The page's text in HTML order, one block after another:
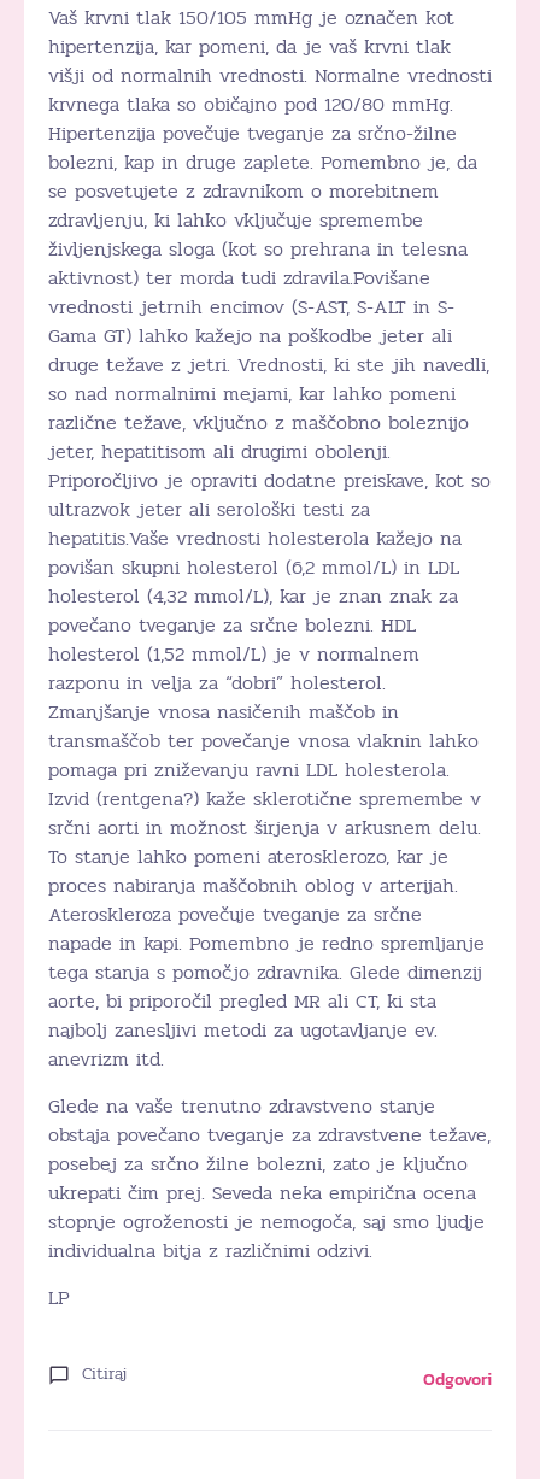
Vaš krvni tlak 150/105 mmHg je označen kot
hipertenzija, kar pomeni, da je vaš krvni tlak
višji od normalnih vrednosti. Normalne vrednosti
krvnega tlaka so običajno pod 120/80 mmHg.
Hipertenzija povečuje tveganje za srčno-žilne
bolezni, kap in druge zaplete. Pomembno je, da
se posvetujete z zdravnikom o morebitnem
zdravljenju, ki lahko vključuje spremembe
življenjskega sloga (kot so prehrana in telesna
aktivnost) ter morda tudi zdravila.Povišane
vrednosti jetrnih encimov (S-AST, S-ALT in S-
Gama GT) lahko kažejo na poškodbe jeter ali
druge težave z jetri. Vrednosti, ki ste jih navedli,
so nad normalnimi mejami, kar lahko pomeni
različne težave, vključno z maščobno boleznijo
jeter, hepatitisom ali drugimi obolenji.
Priporočljivo je opraviti dodatne preiskave, kot so
ultrazvok jeter ali serološki testi za
hepatitis.Vaše vrednosti holesterola kažejo na
povišan skupni holesterol (6,2 mmol/L) in LDL
holesterol (4,32 mmol/L), kar je znan znak za
povečano tveganje za srčne bolezni. HDL
holesterol (1,52 mmol/L) je v normalnem
razponu in velja za “dobri” holesterol.
Zmanjšanje vnosa nasičenih maščob in
transmaščob ter povečanje vnosa vlaknin lahko
pomaga pri zniževanju ravni LDL holesterola.
Izvid (rentgena?) kaže sklerotične spremembe v
srčni aorti in možnost širjenja v arkusnem delu.
To stanje lahko pomeni aterosklerozo, kar je
proces nabiranja maščobnih oblog v arterijah.
Ateroskleroza povečuje tveganje za srčne
napade in kapi. Pomembno je redno spremljanje
tega stanja s pomočjo zdravnika. Glede dimenzij
aorte, bi priporočil pregled MR ali CT, ki sta
najbolj zanesljivi metodi za ugotavljanje ev.
anevrizm itd.
Glede na vaše trenutno zdravstveno stanje
obstaja povečano tveganje za zdravstvene težave,
posebej za srčno žilne bolezni, zato je ključno
ukrepati čim prej. Seveda neka empirična ocena
stopnje ogroženosti je nemogoča, saj smo ljudje
individualna bitja z različnimi odzivi.
LP
Citiraj Odgovori